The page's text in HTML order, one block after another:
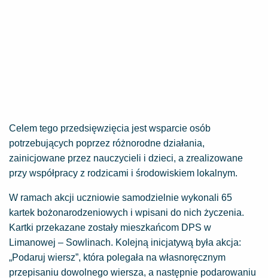
Celem tego przedsięwzięcia jest wsparcie osób
potrzebujących poprzez różnorodne działania,
zainicjowane przez nauczycieli i dzieci, a zrealizowane
przy współpracy z rodzicami i środowiskiem lokalnym.
W ramach akcji uczniowie samodzielnie wykonali 65
kartek bożonarodzeniowych i wpisani do nich życzenia.
Kartki przekazane zostały mieszkańcom DPS w
Limanowej – Sowlinach. Kolejną inicjatywą była akcja:
„Podaruj wiersz”, która polegała na własnoręcznym
przepisaniu dowolnego wiersza, a następnie podarowaniu